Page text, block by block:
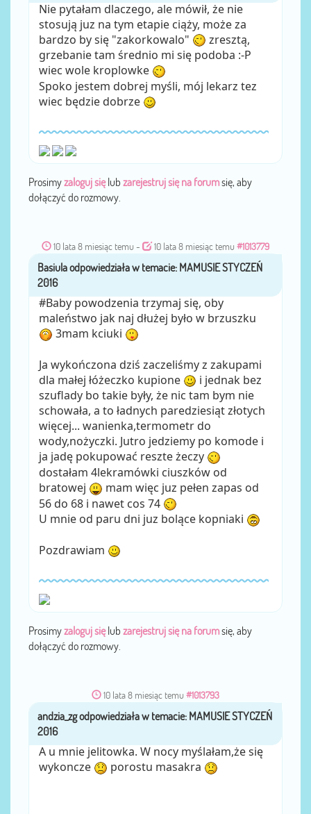
Nie pytałam dlaczego, ale mówił, że nie
stosują juz na tym etapie ciąży, może za
bardzo by się "zakorkowalo"
zresztą,
grzebanie tam średnio mi się podoba :-P
wiec wole kroplowke
Spoko jestem dobrej myśli, mój lekarz tez
wiec będzie dobrze
Prosimyzaloguj sięlub zarejestruj się na forumsię, aby
dołączyć do rozmowy.
10 lata 8 miesiąc temu - 10 lata 8 miesiąc temu #1013779
przezBasiula
#Baby powodzenia trzymaj się, oby
maleństwo jak naj dłużej było w brzuszku
3mam kciuki
Ja wykończona dziś zaczeliśmy z zakupami
dla małej łóżeczko kupione
i jednak bez
szuflady bo takie były, że nic tam bym nie
schowała, a to ładnych paredziesiąt złotych
więcej... wanienka,termometr do
wody,nożyczki. Jutro jedziemy po komode i
ja jadę pokupować reszte żeczy
dostałam 4lekramówki ciuszków od
bratowej
mam więc juz pełen zapas od
56 do 68 i nawet cos 74
U mnie od paru dni juz bolące kopniaki
Pozdrawiam
Prosimyzaloguj sięlub zarejestruj się na forumsię, aby
dołączyć do rozmowy.
10 lata 8 miesiąc temu #1013793
przezandzia_zg
A u mnie jelitowka. W nocy myślałam,że się
wykoncze
porostu masakra